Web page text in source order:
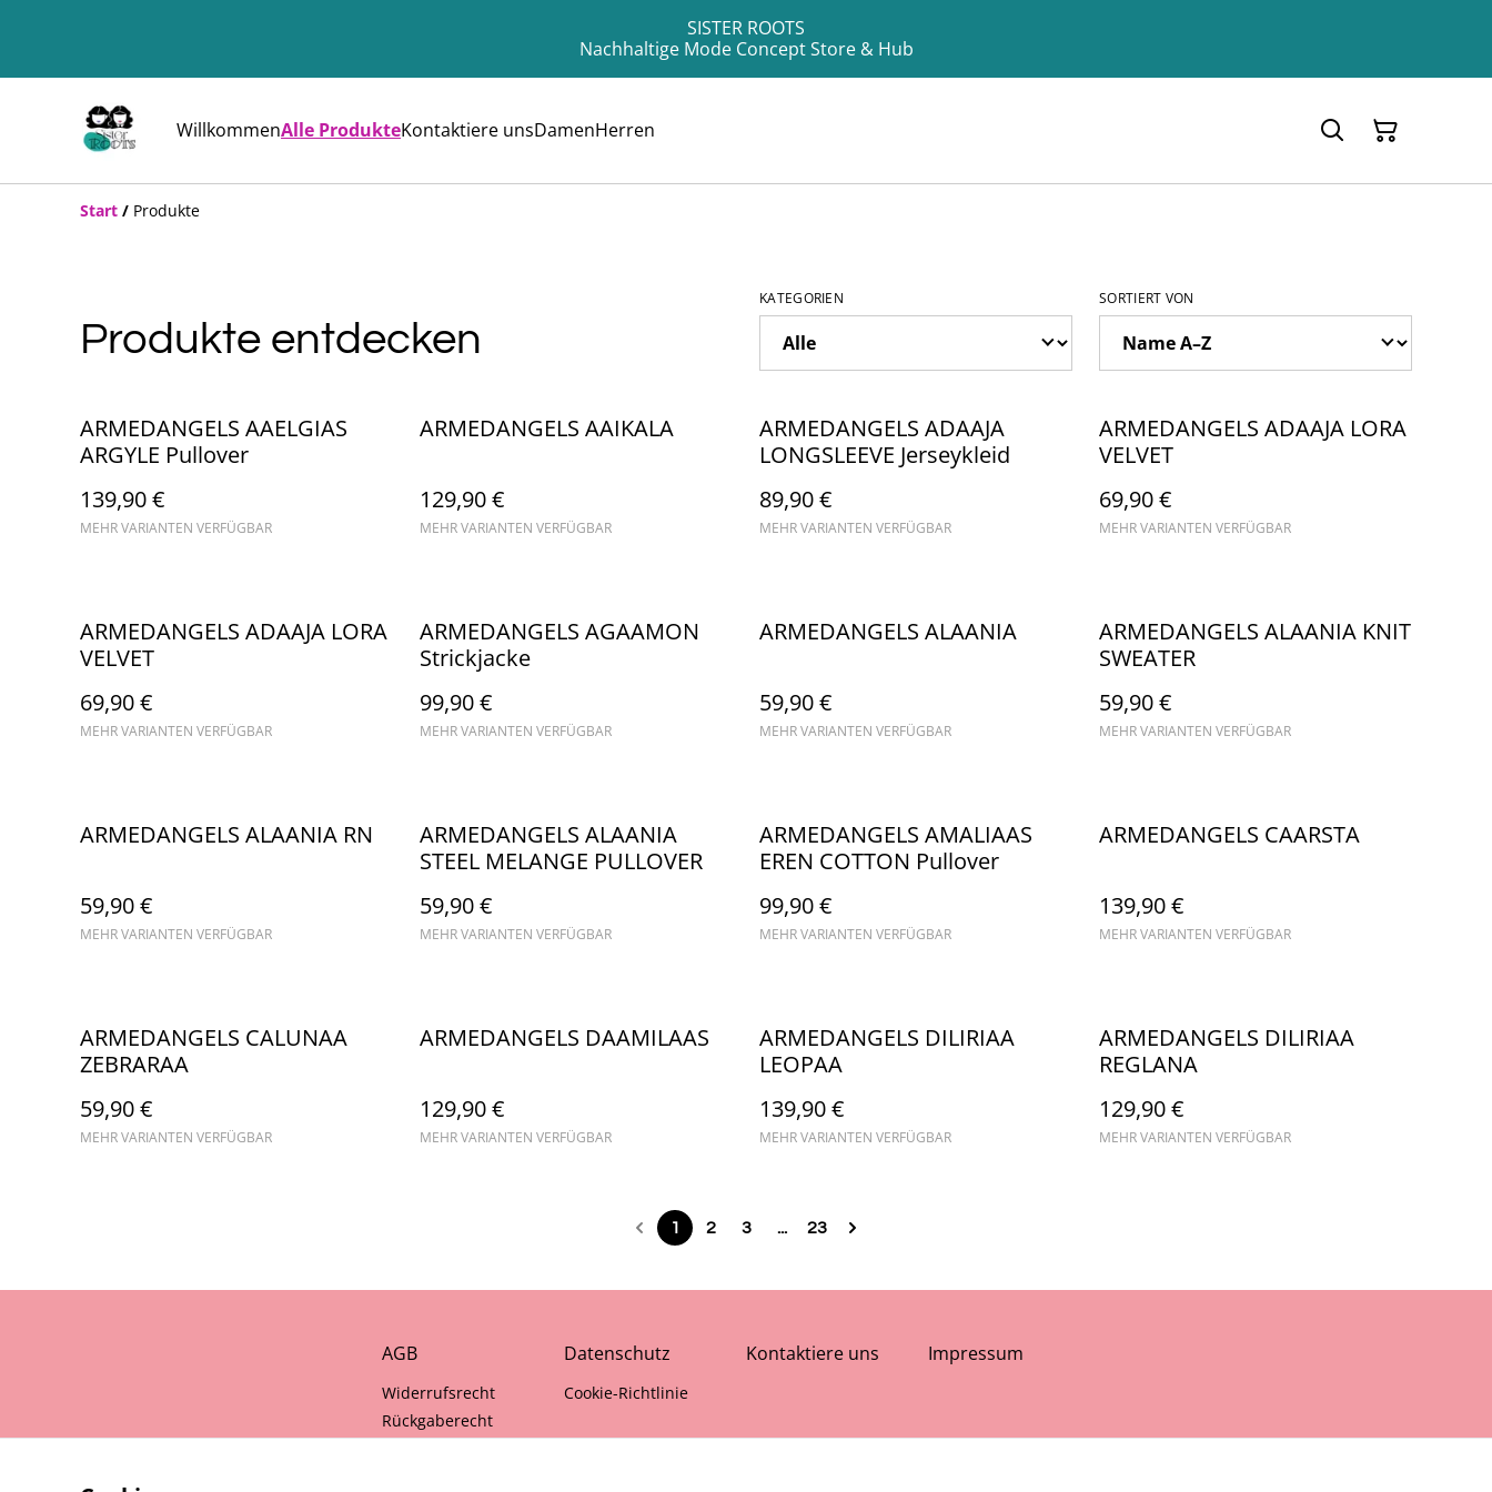
SISTER ROOTS
Nachhaltige Mode Concept Store & Hub
WillkommenAlle ProdukteKontaktiere unsDamenHerren
Start / Produkte
Produkte entdecken
KATEGORIEN SORTIERT VON
ARMEDANGELS AAELGIAS
ARGYLE Pullover
139,90 €
MEHR VARIANTEN VERFÜGBAR
ARMEDANGELS AAIKALA
129,90 €
MEHR VARIANTEN VERFÜGBAR
ARMEDANGELS ADAAJA
LONGSLEEVE Jerseykleid
89,90 €
MEHR VARIANTEN VERFÜGBAR
ARMEDANGELS ADAAJA LORA
VELVET
69,90 €
MEHR VARIANTEN VERFÜGBAR
ARMEDANGELS ADAAJA LORA
VELVET
69,90 €
MEHR VARIANTEN VERFÜGBAR
ARMEDANGELS AGAAMON
Strickjacke
99,90 €
MEHR VARIANTEN VERFÜGBAR
ARMEDANGELS ALAANIA
59,90 €
MEHR VARIANTEN VERFÜGBAR
ARMEDANGELS ALAANIA KNIT
SWEATER
59,90 €
MEHR VARIANTEN VERFÜGBAR
ARMEDANGELS ALAANIA RN
59,90 €
MEHR VARIANTEN VERFÜGBAR
ARMEDANGELS ALAANIA
STEEL MELANGE PULLOVER
59,90 €
MEHR VARIANTEN VERFÜGBAR
ARMEDANGELS AMALIAAS
EREN COTTON Pullover
99,90 €
MEHR VARIANTEN VERFÜGBAR
ARMEDANGELS CAARSTA
139,90 €
MEHR VARIANTEN VERFÜGBAR
ARMEDANGELS CALUNAA
ZEBRARAA
59,90 €
MEHR VARIANTEN VERFÜGBAR
ARMEDANGELS DAAMILAAS
129,90 €
MEHR VARIANTEN VERFÜGBAR
ARMEDANGELS DILIRIAA
LEOPAA
139,90 €
MEHR VARIANTEN VERFÜGBAR
ARMEDANGELS DILIRIAA
REGLANA
129,90 €
MEHR VARIANTEN VERFÜGBAR
1 2 3 ... 23
AGB
Widerrufsrecht
Rückgaberecht
Datenschutz
Cookie-Richtlinie
Kontaktiere uns Impressum